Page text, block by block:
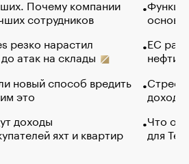
Почему компании
сотрудников
резко нарастил
атак на склады
новый способ вредить
это
доходы
яхт и квартир
основ
ЕС
нефти
Что
для